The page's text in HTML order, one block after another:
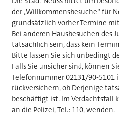
der „Willkommensbesuche“ für
grundsätzlich vorher Termine
Bei anderen Hausbesuchen des
tatsächlich sein, dass kein
Bitte lassen Sie sich unbedingt
Falls Sie unsicher sind, können
Telefonnummer 02131/90-5101
rückversichern, ob Derjenige
beschäftigt ist. Im Verdachtsfall
an die Polizei, Tel.: 110, wenden.